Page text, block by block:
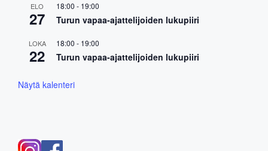
ELO
27
18:00 - 19:00
Turun vapaa-ajattelijoiden lukupiiri
LOKA
22
18:00 - 19:00
Turun vapaa-ajattelijoiden lukupiiri
Näytä kalenteri